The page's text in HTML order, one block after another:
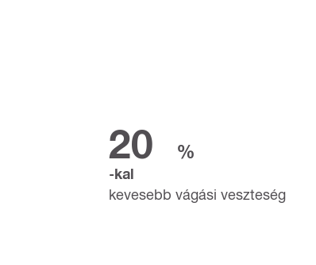
20 %
-kal
kevesebb vágási veszteség